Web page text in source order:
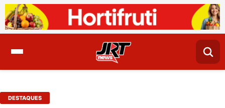
DESTAQUES